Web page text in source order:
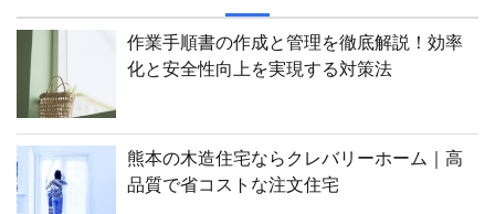
作業手順書の作成と管理を徹底解説！効率
化と安全性向上を実現する対策法
熊本の木造住宅ならクレバリーホーム｜高
品質で省コストな注文住宅